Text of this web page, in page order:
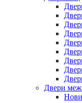
Двери